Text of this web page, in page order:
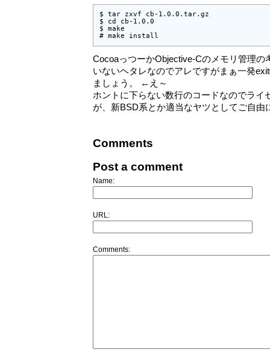
$ tar zxvf cb-1.0.0.tar.gz
$ cd cb-1.0.0
$ make
# make install
CocoaっつーかObjective-Cのメモリ管理の
いないヘタレなのでアレですがまぁ一発
ましょう。 ←え～
ホントに下らない数行のコードなのでライ
が、新BSD系とか適当なヤツとしてご自由
Comments
Post a comment
Name:
URL:
Comments: